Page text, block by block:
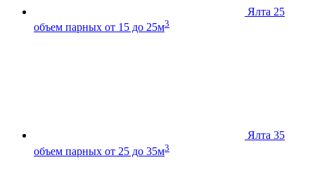
Ялта 25
объем парных от 15 до 25м3
Ялта 35
объем парных от 25 до 35м3